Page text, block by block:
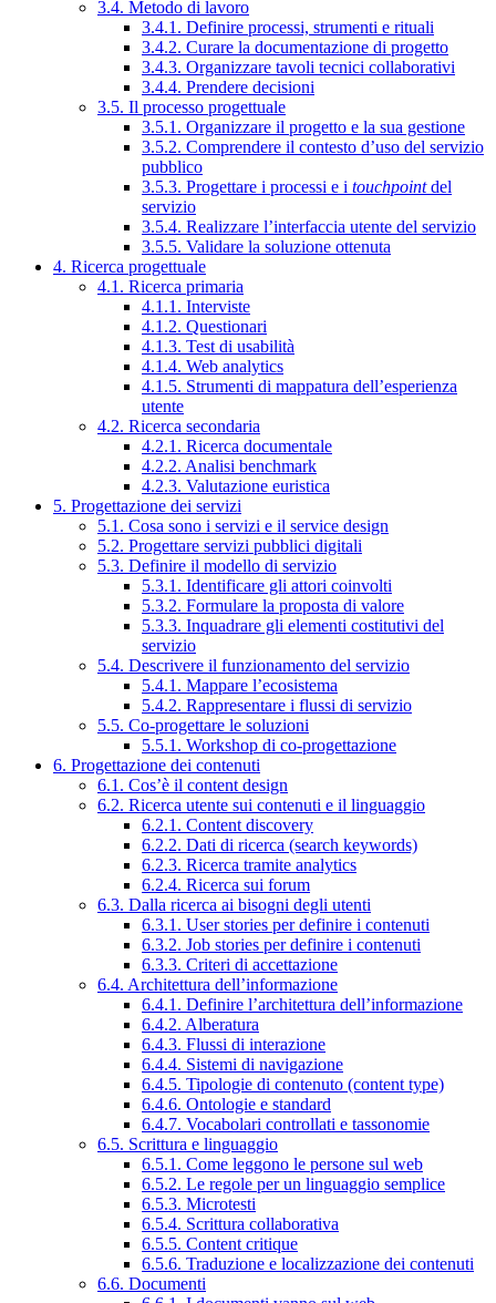
3.4. Metodo di lavoro
3.4.1. Definire processi, strumenti e rituali
3.4.2. Curare la documentazione di progetto
3.4.3. Organizzare tavoli tecnici collaborativi
3.4.4. Prendere decisioni
3.5. Il processo progettuale
3.5.1. Organizzare il progetto e la sua gestione
3.5.2. Comprendere il contesto d’uso del servizio
pubblico
3.5.3. Progettare i processi e i touchpointdel
servizio
3.5.4. Realizzare l’interfaccia utente del servizio
3.5.5. Validare la soluzione ottenuta
4. Ricerca progettuale
4.1. Ricerca primaria
4.1.1. Interviste
4.1.2. Questionari
4.1.3. Test di usabilità
4.1.4. Web analytics
4.1.5. Strumenti di mappatura dell’esperienza
utente
4.2. Ricerca secondaria
4.2.1. Ricerca documentale
4.2.2. Analisi benchmark
4.2.3. Valutazione euristica
5. Progettazione dei servizi
5.1. Cosa sono i servizi e il service design
5.2. Progettare servizi pubblici digitali
5.3. Definire il modello di servizio
5.3.1. Identificare gli attori coinvolti
5.3.2. Formulare la proposta di valore
5.3.3. Inquadrare gli elementi costitutivi del
servizio
5.4. Descrivere il funzionamento del servizio
5.4.1. Mappare l’ecosistema
5.4.2. Rappresentare i flussi di servizio
5.5. Co-progettare le soluzioni
5.5.1. Workshop di co-progettazione
6. Progettazione dei contenuti
6.1. Cos’è il content design
6.2. Ricerca utente sui contenuti e il linguaggio
6.2.1. Content discovery
6.2.2. Dati di ricerca (search keywords)
6.2.3. Ricerca tramite analytics
6.2.4. Ricerca sui forum
6.3. Dalla ricerca ai bisogni degli utenti
6.3.1. User stories per definire i contenuti
6.3.2. Job stories per definire i contenuti
6.3.3. Criteri di accettazione
6.4. Architettura dell’informazione
6.4.1. Definire l’architettura dell’informazione
6.4.2. Alberatura
6.4.3. Flussi di interazione
6.4.4. Sistemi di navigazione
6.4.5. Tipologie di contenuto (content type)
6.4.6. Ontologie e standard
6.4.7. Vocabolari controllati e tassonomie
6.5. Scrittura e linguaggio
6.5.1. Come leggono le persone sul web
6.5.2. Le regole per un linguaggio semplice
6.5.3. Microtesti
6.5.4. Scrittura collaborativa
6.5.5. Content critique
6.5.6. Traduzione e localizzazione dei contenuti
6.6. Documenti